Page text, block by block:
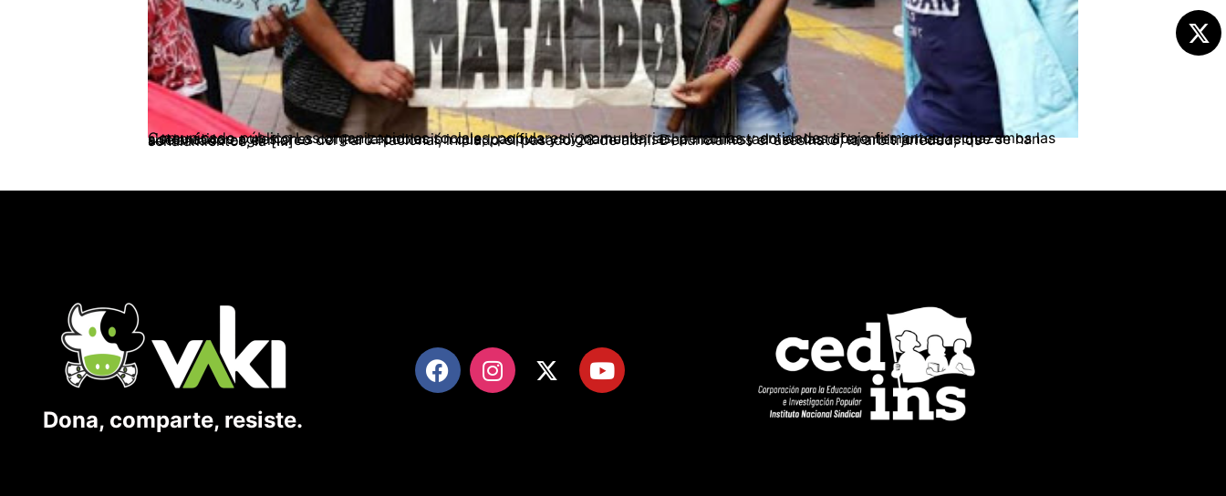
Comunicado público Las organizaciones sociales, populares y comunitarias, personas y entidades abajo firmantes, rechazamos las sistemáticas agresiones contra la población que, pacífica y dignamente, se ha manifestado en las diferentes jornadas que se han adelantado en el marco del Paro Nacional, iniciado el pasado 28 de abril. Denunciamos el asesinato, la arbitrariedad, los señalamientos, la […]
Dona, comparte, resiste.